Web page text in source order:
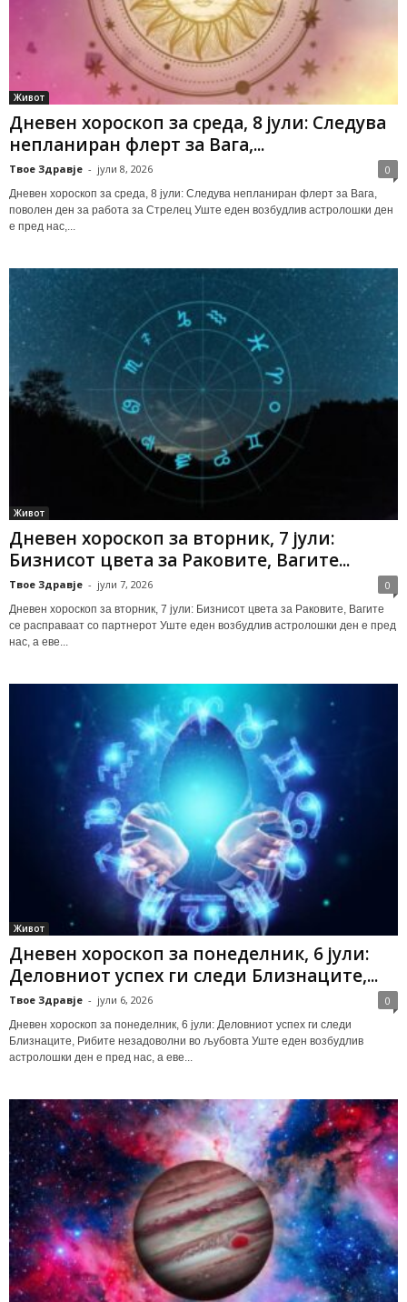
Живот
Дневен хороскоп за среда, 8 јули: Следува
непланиран флерт за Вага,...
Твое Здравје - јули 8, 2026 0
Дневен хороскоп за среда, 8 јули: Следува непланиран флерт за Вага,
поволен ден за работа за Стрелец Уште еден возбудлив астролошки ден
е пред нас,...
Живот
Дневен хороскоп за вторник, 7 јули:
Бизнисот цвета за Раковите, Вагите...
Твое Здравје - јули 7, 2026 0
Дневен хороскоп за вторник, 7 јули: Бизнисот цвета за Раковите, Вагите
се расправаат со партнерот Уште еден возбудлив астролошки ден е пред
нас, а еве...
Живот
Дневен хороскоп за понеделник, 6 јули:
Деловниот успех ги следи Близнаците,...
Твое Здравје - јули 6, 2026 0
Дневен хороскоп за понеделник, 6 јули: Деловниот успех ги следи
Близнаците, Рибите незадоволни во љубовта Уште еден возбудлив
астролошки ден е пред нас, а еве...